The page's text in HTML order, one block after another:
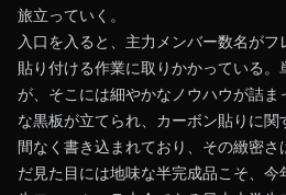
旅立っていく。
入口を入ると、主力メンバー数名が
貼り付ける作業に取りかかっている
が、そこには細やかなノウハウが詰ま
な黒板が立てられ、カーボン貼りに
間なく書き込まれており、その緻密さ
だ見た目には地味な半完成品こそ、